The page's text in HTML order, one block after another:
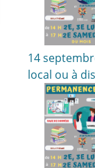
14
local ou à